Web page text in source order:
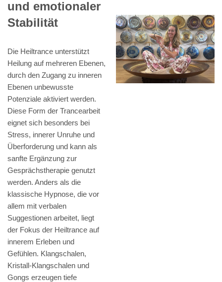
und emotionaler
Stabilität
Die Heiltrance unterstützt
Heilung auf mehreren Ebenen,
durch den Zugang zu inneren
Ebenen unbewusste
Potenziale aktiviert werden.
Diese Form der Trancearbeit
eignet sich besonders bei
Stress, innerer Unruhe und
Überforderung und kann als
sanfte Ergänzung zur
Gesprächstherapie genutzt
werden. Anders als die
klassische Hypnose, die vor
allem mit verbalen
Suggestionen arbeitet, liegt
der Fokus der Heiltrance auf
innerem Erleben und
Gefühlen. Klangschalen,
Kristall-Klangschalen und
Gongs erzeugen tiefe